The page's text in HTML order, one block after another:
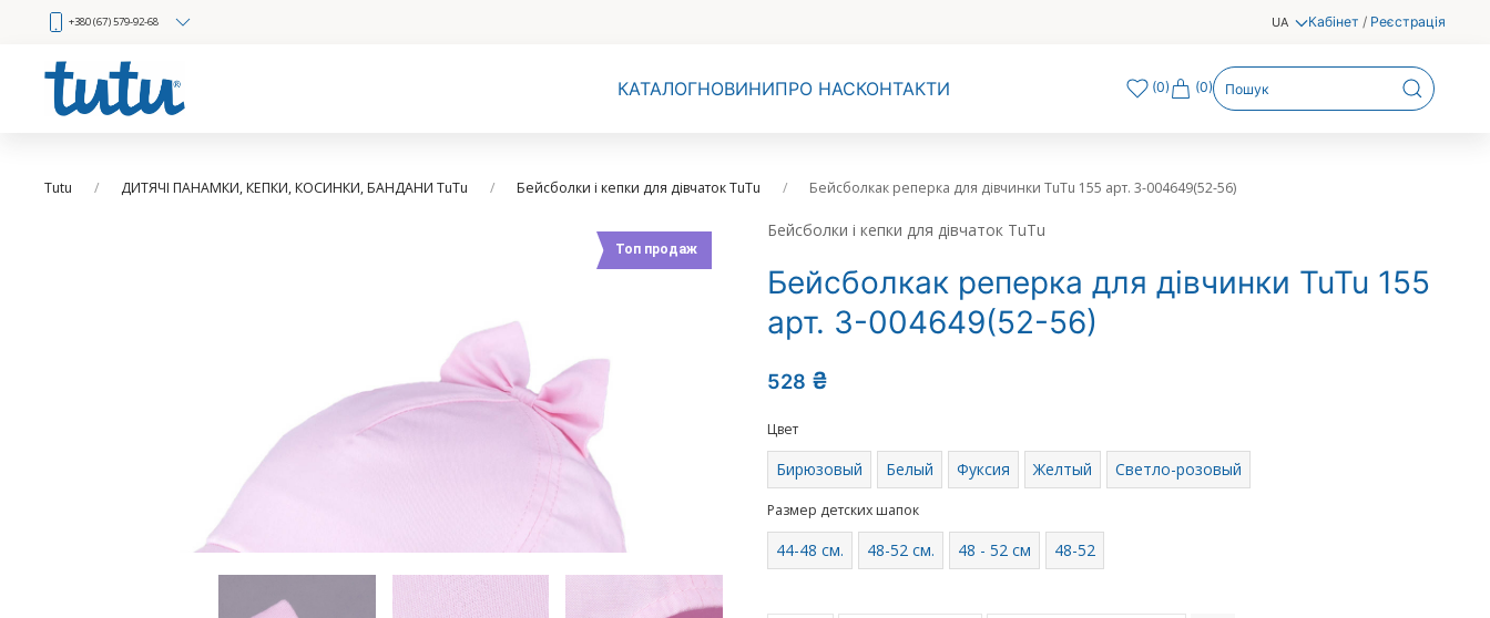
+380 (67) 579-92-68 UA Кабінет / Реєстрація
КАТАЛОГНОВИНИПРО НАСКОНТАКТИ (0) (0)
Tutu ДИТЯЧІ ПАНАМКИ, КЕПКИ, КОСИНКИ, БАНДАНИ TuTu Бейсболки і кепки для дівчаток TuTu Бейсболкак реперка для дівчинки TuTu 155 арт. 3-004649(52-56)
Топ продаж
Бейсболки і кепки для дівчаток TuTu
Бейсболкак реперка для дівчинки TuTu 155
арт. 3-004649(52-56)
528 ₴
Цвет
Бирюзовый Белый Фуксия Желтый Светло-розовый
Размер детских шапок
44-48 см. 48-52 см. 48 - 52 см 48-52